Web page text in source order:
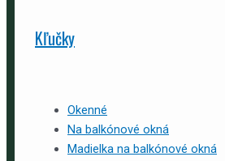
Kľučky
Okenné
Na balkónové okná
Madielka na balkónové okná